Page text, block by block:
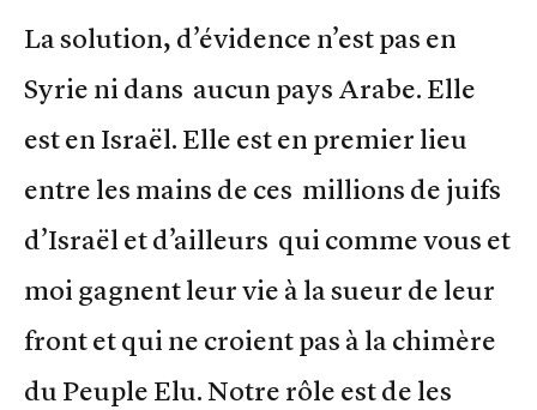
La solution, d’évidence n’est pas en
Syrie ni dans aucun pays Arabe. Elle
est en Israël. Elle est en premier lieu
entre les mains de ces millions de juifs
d’Israël et d’ailleurs qui comme vous et
moi gagnent leur vie à la sueur de leur
front et qui ne croient pas à la chimère
du Peuple Elu. Notre rôle est de les